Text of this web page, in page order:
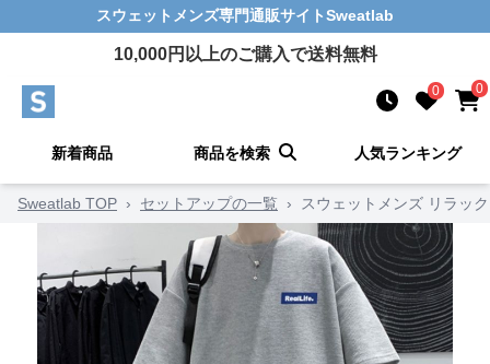
スウェットメンズ専門通販サイトSweatlab
10,000円以上のご購入で送料無料
0 0
新着商品 商品を検索 人気ランキング
Sweatlab TOP › セットアップの一覧 › スウェットメンズ リラッ